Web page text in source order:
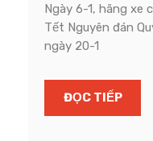
Ngày 6-1, hãng xe
Tết Nguyên đán
ngày 20-1
ĐỌC TIẾP